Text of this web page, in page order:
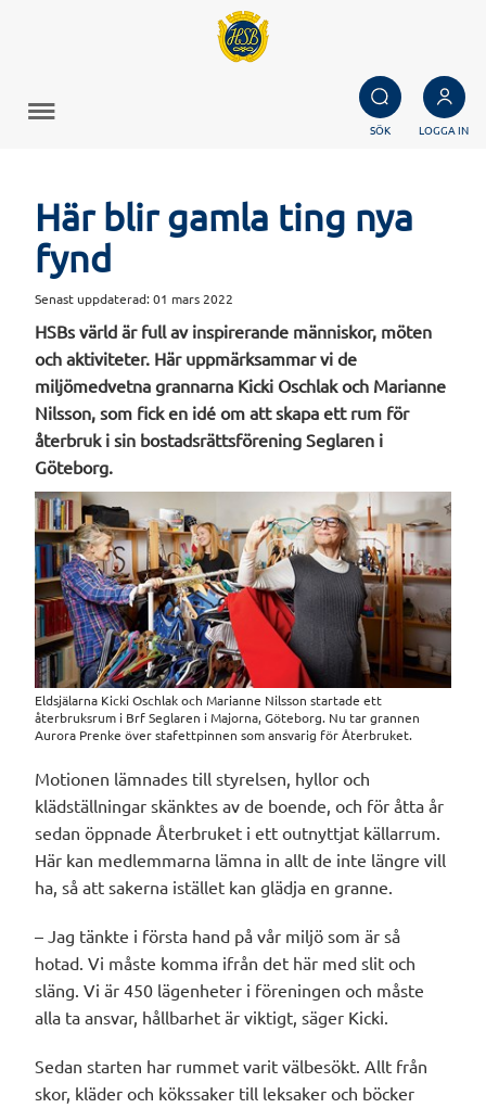
SÖK LOGGA IN
Här blir gamla ting nya
fynd
Senast uppdaterad: 01 mars 2022
HSBs värld är full av inspirerande människor, möten
och aktiviteter. Här uppmärksammar vi de
miljömedvetna grannarna Kicki Oschlak och Marianne
Nilsson, som fick en idé om att skapa ett rum för
återbruk i sin bostadsrättsförening Seglaren i
Göteborg.
Eldsjälarna Kicki Oschlak och Marianne Nilsson startade ett
återbruksrum i Brf Seglaren i Majorna, Göteborg. Nu tar grannen
Aurora Prenke över stafettpinnen som ansvarig för Återbruket.
Motionen lämnades till styrelsen, hyllor och
klädställningar skänktes av de boende, och för åtta år
sedan öppnade Återbruket i ett outnyttjat källarrum.
Här kan medlemmarna lämna in allt de inte längre vill
ha, så att sakerna istället kan glädja en granne.
– Jag tänkte i första hand på vår miljö som är så
hotad. Vi måste komma ifrån det här med slit och
släng. Vi är 450 lägenheter i föreningen och måste
alla ta ansvar, hållbarhet är viktigt, säger Kicki.
Sedan starten har rummet varit välbesökt. Allt från
skor, kläder och kökssaker till leksaker och böcker